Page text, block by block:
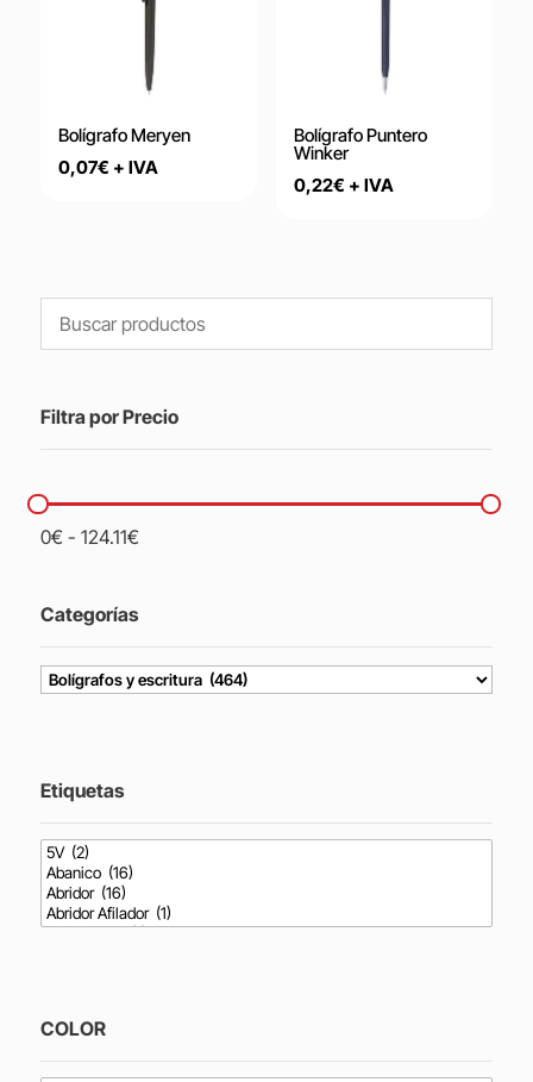
Bolígrafo Meryen
0,07€ + IVA
Bolígrafo Puntero
Winker
0,22€ + IVA
Filtra por Precio
0€- 124.11€
Categorías
Etiquetas
COLOR